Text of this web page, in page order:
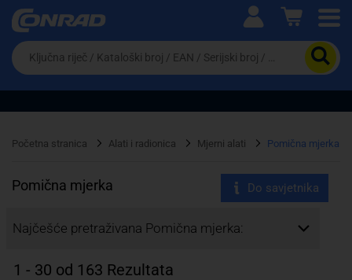
Ova postavka prilagođava asortiman proizvoda i
cijene vašim potrebama.
Da
biste
potražili
proizvod,
unesite
riječ,
EAN
broj
Početna stranica Alati i radionica Mjerni alati Pomična mjerka
Pomična mjerka Do savjetnika
Najčešće pretraživana Pomična mjerka:
1 - 30 od 163 Rezultata